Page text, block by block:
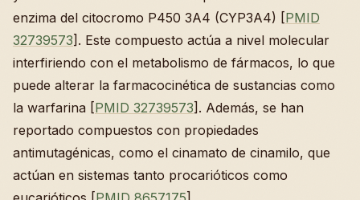
enzima del citocromo P450 3A4 (CYP3A4) [PMID
32739573]. Este compuesto actúa a nivel molecular
interfiriendo con el metabolismo de fármacos, lo que
puede alterar la farmacocinética de sustancias como
la warfarina [PMID 32739573]. Además, se han
reportado compuestos con propiedades
antimutagénicas, como el cinamato de cinamilo, que
actúan en sistemas tanto procarióticos como